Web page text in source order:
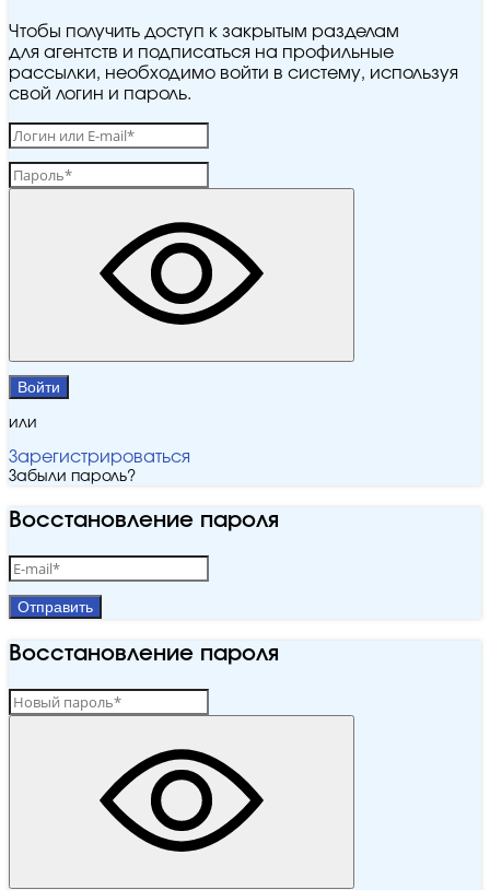
Чтобы получить доступ к закрытым разделам
для агентств и подписаться на профильные
рассылки, необходимо войти в систему, используя
свой логин и пароль.
Войти
или
Зарегистрироваться
Забыли пароль?
Восстановление пароля
Отправить
Восстановление пароля